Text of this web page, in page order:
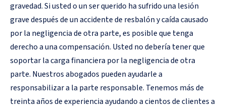
gravedad. Si usted o un ser querido ha sufrido una lesión
grave después de un accidente de resbalón y caída causado
por la negligencia de otra parte, es posible que tenga
derecho a una compensación. Usted no debería tener que
soportar la carga financiera por la negligencia de otra
parte. Nuestros abogados pueden ayudarle a
responsabilizar a la parte responsable. Tenemos más de
treinta años de experiencia ayudando a cientos de clientes a